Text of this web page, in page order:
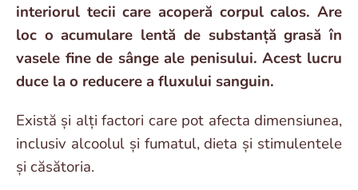
interiorul tecii care acoperă corpul calos. Are
loc o acumulare lentă de substanță grasă în
vasele fine de sânge ale penisului. Acest lucru
duce la o reducere a fluxului sanguin.
Există și alți factori care pot afecta dimensiunea,
inclusiv alcoolul și fumatul, dieta și stimulentele
și căsătoria.